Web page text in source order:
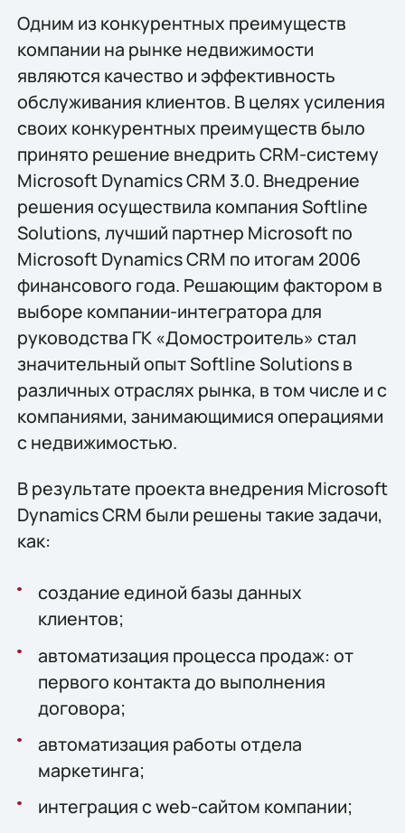
Одним из конкурентных преимуществ
компании на рынке недвижимости
являются качество и эффективность
обслуживания клиентов. В целях усиления
своих конкурентных преимуществ было
принято решение внедрить CRM-систему
Microsoft Dynamics CRM 3.0. Внедрение
решения осуществила компания Softline
Solutions, лучший партнер Microsoft по
Microsoft Dynamics CRM по итогам 2006
финансового года. Решающим фактором в
выборе компании-интегратора для
руководства ГК «Домостроитель» стал
значительный опыт Softline Solutions в
различных отраслях рынка, в том числе и с
компаниями, занимающимися операциями
с недвижимостью.
В результате проекта внедрения Microsoft
Dynamics CRM были решены такие задачи,
как:
создание единой базы данных
клиентов;
автоматизация процесса продаж: от
первого контакта до выполнения
договора;
автоматизация работы отдела
маркетинга;
интеграция с web-сайтом компании;